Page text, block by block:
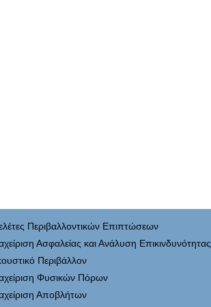
Περιβαλλοντικών Επιπτώσεων
Ασφαλείας και Ανάλυση Επικινδυνότητας
Περιβάλλον
Φυσικών Πόρων
Αποβλήτων